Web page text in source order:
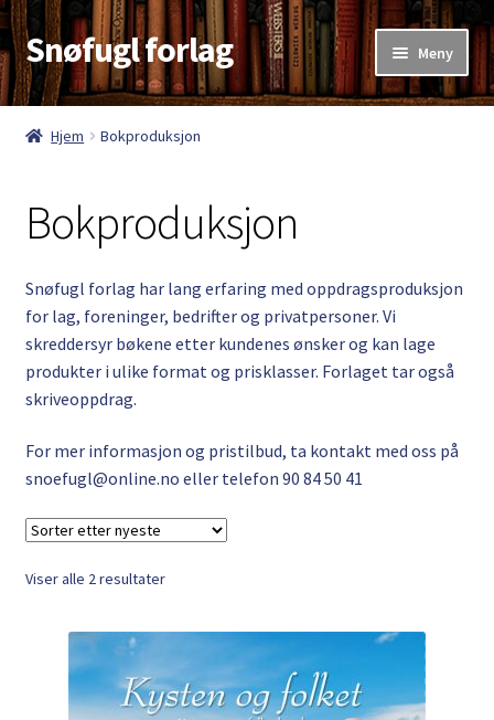
Hopp
til
navigasjon
Hopp
til
innhold
Snøfugl forlag Meny
Hjem
Antikvariske bøker
Handlekurv
Kasse
Kategorier
Kjøpsvilkår
Kontakt
Min side
My Account
Om oss
Hjem Bokproduksjon
Bokproduksjon
Snøfugl forlag har lang erfaring med oppdragsproduksjon
for lag, foreninger, bedrifter og privatpersoner. Vi
skreddersyr bøkene etter kundenes ønsker og kan lage
produkter i ulike format og prisklasser. Forlaget tar også
skriveoppdrag.
For mer informasjon og pristilbud, ta kontakt med oss på
snoefugl@online.no eller telefon 90 84 50 41
Viser alle 2 resultaterSortert